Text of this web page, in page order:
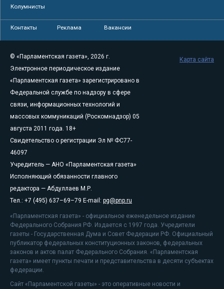
Колумнисты
Контакты Реклама Вакансии
© «Парламентская газета», 2026 г.
Электронное периодическое издание
«Парламентская газета» зарегистрировано в
Федеральной службе по надзору в сфере
связи, информационных технологий и
массовых коммуникаций (Роскомнадзор) 05
августа 2011 года. 18+
Свидетельство о регистрации Эл № ФС77-
46097
Учредитель — АНО «Парламентская газета»
Исполняющий обязанности главного
редактора — Абдуллаев М.Р.
Тел.: +7 (495) 637–69–79 E-mail: pg@pnp.ru
«Парламентская газета» - официальное еженедельное издание
Федерального Собрания РФ. Издается с 1997 года. Учредители
газеты - Государственная Дума и Совет Федерации РФ. Официальный
публикатор федеральных конституционных законов, федеральных
законов и актов палат Федерального Собрания. «Парламентская
газета» имеет пункты печати и представительства в десяти субъектах
федерации.
Сайт «Парламентской газеты» - это оперативные новости и
Карта сайта